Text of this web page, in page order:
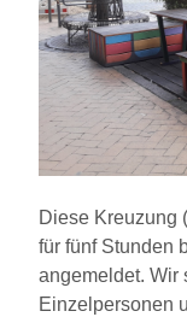
Diese Kreuzung (
für fünf Stunden
angemeldet. Wir
Einzelpersonen